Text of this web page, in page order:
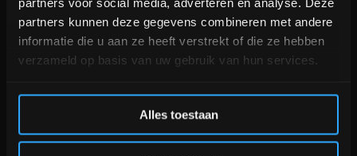
partners kunnen deze gegevens combineren met andere
informatie die u aan ze heeft verstrekt of die ze hebben
verzameld op basis van uw gebruik van hun services.
Alles toestaan
Veelgestelde vragen
+31 (0)24 645 1309
info@fitnesskoerier.nl
aankoop! 😀
Inschrijven
*Verzendkosten vallen buiten de korting